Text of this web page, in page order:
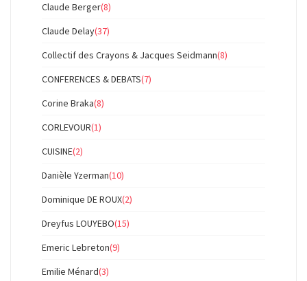
Claude Berger(8)
Claude Delay(37)
Collectif des Crayons & Jacques Seidmann(8)
CONFERENCES & DEBATS(7)
Corine Braka(8)
CORLEVOUR(1)
CUISINE(2)
Danièle Yzerman(10)
Dominique DE ROUX(2)
Dreyfus LOUYEBO(15)
Emeric Lebreton(9)
Emilie Ménard(3)